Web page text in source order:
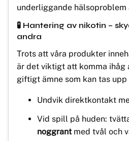
underliggande hälsoproblem
🧪 Hantering av nikotin –
andra
Trots att våra produkter
är det viktigt att komma ihåg
giftigt ämne som kan tas upp
Undvik direktkontakt
Vid spill på huden:
noggrantmed tvål och